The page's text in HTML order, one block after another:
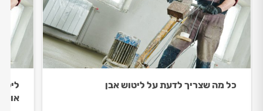
כל מה שצריך לדעת על ליטוש אבן